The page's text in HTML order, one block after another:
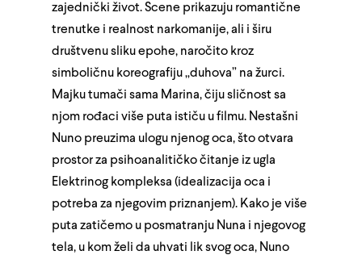
zajednički život. Scene prikazuju romantične
trenutke i realnost narkomanije, ali i širu
društvenu sliku epohe, naročito kroz
simboličnu koreografiju „duhova” na žurci.
Majku tumači sama Marina, čiju sličnost sa
njom rođaci više puta ističu u filmu. Nestašni
Nuno preuzima ulogu njenog oca, što otvara
prostor za psihoanalitičko čitanje iz ugla
Elektrinog kompleksa (idealizacija oca i
potreba za njegovim priznanjem). Kako je više
puta zatičemo u posmatranju Nuna i njegovog
tela, u kom želi da uhvati lik svog oca, Nuno